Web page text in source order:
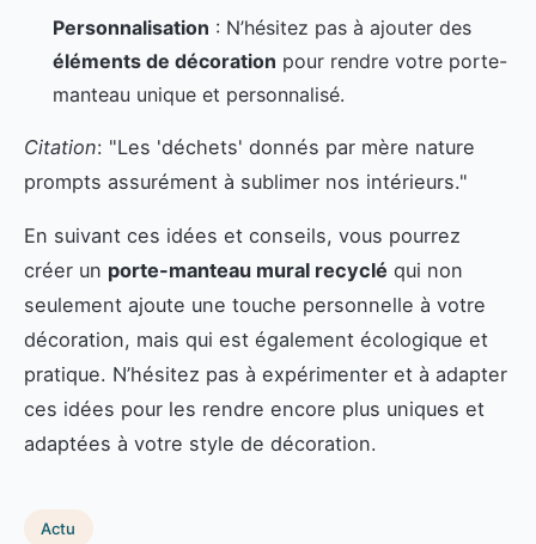
Personnalisation : N’hésitez pas à ajouter des
éléments de décoration pour rendre votre porte-
manteau unique et personnalisé.
Citation: "Les 'déchets' donnés par mère nature
prompts assurément à sublimer nos intérieurs."
En suivant ces idées et conseils, vous pourrez
créer un porte-manteau mural recyclé qui non
seulement ajoute une touche personnelle à votre
décoration, mais qui est également écologique et
pratique. N’hésitez pas à expérimenter et à adapter
ces idées pour les rendre encore plus uniques et
adaptées à votre style de décoration.
Actu